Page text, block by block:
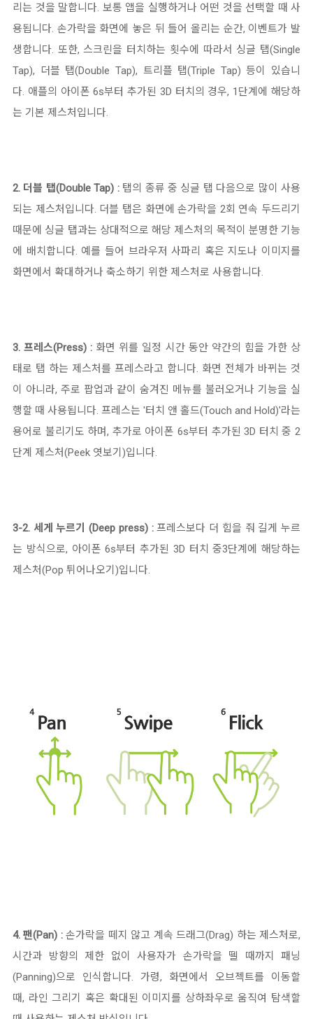
리는 것을 말합니다. 보통 앱을 실행하거나 어떤 것을 선택할 때 사
용됩니다. 손가락을 화면에 놓은 뒤 들어 올리는 순간, 이벤트가 발
생합니다. 또한, 스크린을 터치하는 횟수에 따라서 싱글 탭(Single
Tap), 더블 탭(Double Tap), 트리플 탭(Triple Tap)등이 있습니
다. 애플의 아이폰 6s부터 추가된 3D 터치의 경우, 1단계에 해당하
는 기본 제 스처입니다.
2. 더블 탭(Double Tap) : 탭의 종류 중 싱글 탭 다음으로 많이 사용
되는 제스처입니다. 더블 탭은 화면에 손가락을 2회 연속 두드리기
때문에 싱글 탭과는 상대적으로 해당 제스처의 목적이 분명한 기능
에 배치합니다. 예를 들어 브라우저 사파리 혹은 지도나 이미지를
화면에서 확대하거나 축소하기 위한 제스처로 사용합니다.
3. 프레스(Press) : 화면 위를 일정 시간 동안 약간의 힘을 가한 상
태로 탭 하는 제스처를 프레스라고 합니다 . 화면 전체가 바뀌는 것
이 아니라, 주로 팝업과 같이 숨겨진 메뉴를 불러오거나 기능을 실
행할 때 사용됩니다. 프레스는 '터치 앤 홀드(Touch and Hold)'라는
용어로 불리기도 하며, 추가로 아이폰 6s부터 추가된 3D 터치 중 2
단계 제스처(Peek 엿보기)입니다.
3-2. 세게 누르기 (Deep press) :프레스보다 더 힘을 줘 길게 누르
는 방식으로, 아이폰 6s부터 추가된 3D 터치 중3단계에 해당하는
제스처(Pop 튀어나오기)입니다.
4.팬(Pan) :손가락을 떼지 않고 계속 드래그(Drag) 하는 제스처로,
시간과 방향의 제한 없이 사용자가 손가락을 뗄 때까지 패닝
(Panning)으로 인식합니다. 가령, 화면에서 오브젝트를 이동할
때, 라인 그리기 혹은 확대된 이미지를 상하좌우로 움직여 탐색할